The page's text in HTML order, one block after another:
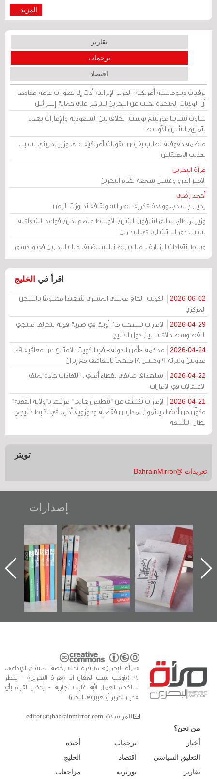
المزيد...
تقارير
ترجمات
اقتصاد
برقيات دبلوماسية أمريكية: الحرب الإيرانية أدت إلى تصورات عامة مفادها
أن الولايات المتحدة تخلت عن البحرين للتركيز على حماية إسرائيل
ساوث تشاينا مورنينغ بوست: الخلاف بين السعودية والإمارات يهدد
بتمزيق الشرق الأوسط
منظمة حقوقية تطالب بفرض عقوبات أمريكية على وزير بحريني بسبب
تعذيب المعتقلين
مرآة البحرين
الأمير أندرو وغسل سمعة نظام البحرين
أحمد رضي
رحيل جسدي، وولادة فكرية: نصر الله وثقافة تجاوزت الزمن
وزير بريطاني سابق لشؤون الشرق الأوسط متهم بخرق قواعد الشفافية
بسبب دور استشاري في البحرين
وسط انتقادات للزيارة .. ملك بريطانيا يستضيف ملك البحرين في وندسور
اقرأ في الخليج
2026-06-02
الكويت: الحاج موسى المسري شهيداً مظلومًا بالسجن
المركزي
2026-04-29
الإمارات تنسحب من أوبك في ضربة قوية لتحالف منتجي
النفط وسط خلافات بين دول الخليج
2026-04-24
محكمة «أمن الدولة» في الكويت: الامتناع عن معاقبة 109
مدونين وتبرئة 9 وحبس 18 متهماً بالتعاطف مع إيران
2026-04-22
استهداف طائفي بغطاء أمني .. انتقادات حادة لملف
الاعتقالات في الإمارات
2026-04-21
الإمارات تكشف عن "تنظيم إرهابي" مرتبط بـ"ولاية الفقيه"
مكوّن من أعضاء ينتمون لمدارس فقهية وحوزوية أخرى في تخبط خليجي
يطال الشيعة
تويتر
تغريدات @BahrainMirror
إصدارات
"حماة الباب الأخير":
الإصدار الأول عن
اعتصام الدراز
وأحداث ساحة
الفداء لمركز أوال
للدراسات والتوثيق
تصنيف موضوعي
للوثائق البريطانية
يقدمه «مركز أوال»
في سلسلة من 5
كتب
تصدر حصاد
الساحات 2019
«مرآة البحرين» متوفرة تحت رخصة المشاع الإبداعي،
3.0 (يتوجب نسب المقال الى «مراة البحرين» - يحظر
استخدام العمل لأية غايات تجارية - يُحظر القيام بأي
تعديل، تحوير أو تغيير في النص)
للمراسلات: editor [at] bahrainmirror.com
من نحن؟
أخبار
التعليق السياسي
تقارير
ترجمات
اقتصاد
بورتريه
أجندة
الخليج
مراجعات